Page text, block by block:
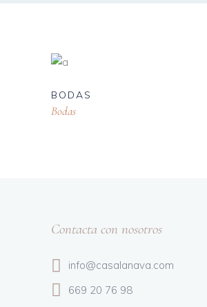
BODAS
Bodas
Contacta con nosotros
info@casalanava.com
669 20 76 98